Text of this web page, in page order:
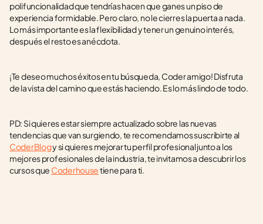
polifuncionalidad que tendrías hacen que ganes un piso de
experiencia formidable. Pero claro, no le cierres la puerta a nada.
Lo más importante es la flexibilidad y tener un genuino interés,
después el resto es anécdota.
¡Te deseo muchos éxitos en tu búsqueda, Coder amigo! Disfruta
de la vista del camino que estás haciendo. Es lo más lindo de todo.
PD: Si quieres estar siempre actualizado sobre las nuevas
CoderBlog y si quieres mejorar tu perfil profesional junto a los
mejores profesionales de la industria, te invitamos a descubrir los
cursos que Coderhouse tiene para ti.